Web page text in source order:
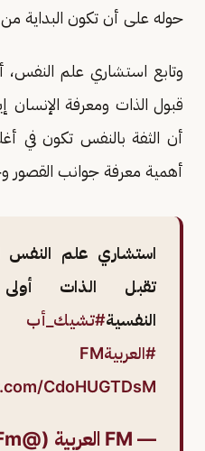
حوله على أن تكون البداية من
وتابع استشاري علم
قبول الذات ومعرفة الإنسان
أن الثفة بالنفس تكون في
أهمية معرفة جوانب القصور
استشاري علم النفس
تقبل الذات
النفسية#تشيك_أب
#العربيةFM
CdoHUGTDsM
— FM العربية (@AlarabiyaFm)